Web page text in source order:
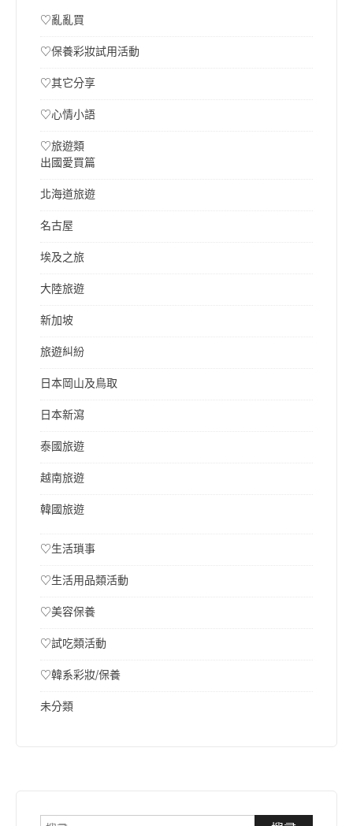
♡亂亂買
♡保養彩妝試用活動
♡其它分享
♡心情小語
♡旅遊類
出國愛買篇
北海道旅遊
名古屋
埃及之旅
大陸旅遊
新加坡
旅遊糾紛
日本岡山及鳥取
日本新瀉
泰國旅遊
越南旅遊
韓國旅遊
♡生活瑣事
♡生活用品類活動
♡美容保養
♡試吃類活動
♡韓系彩妝/保養
未分類
搜